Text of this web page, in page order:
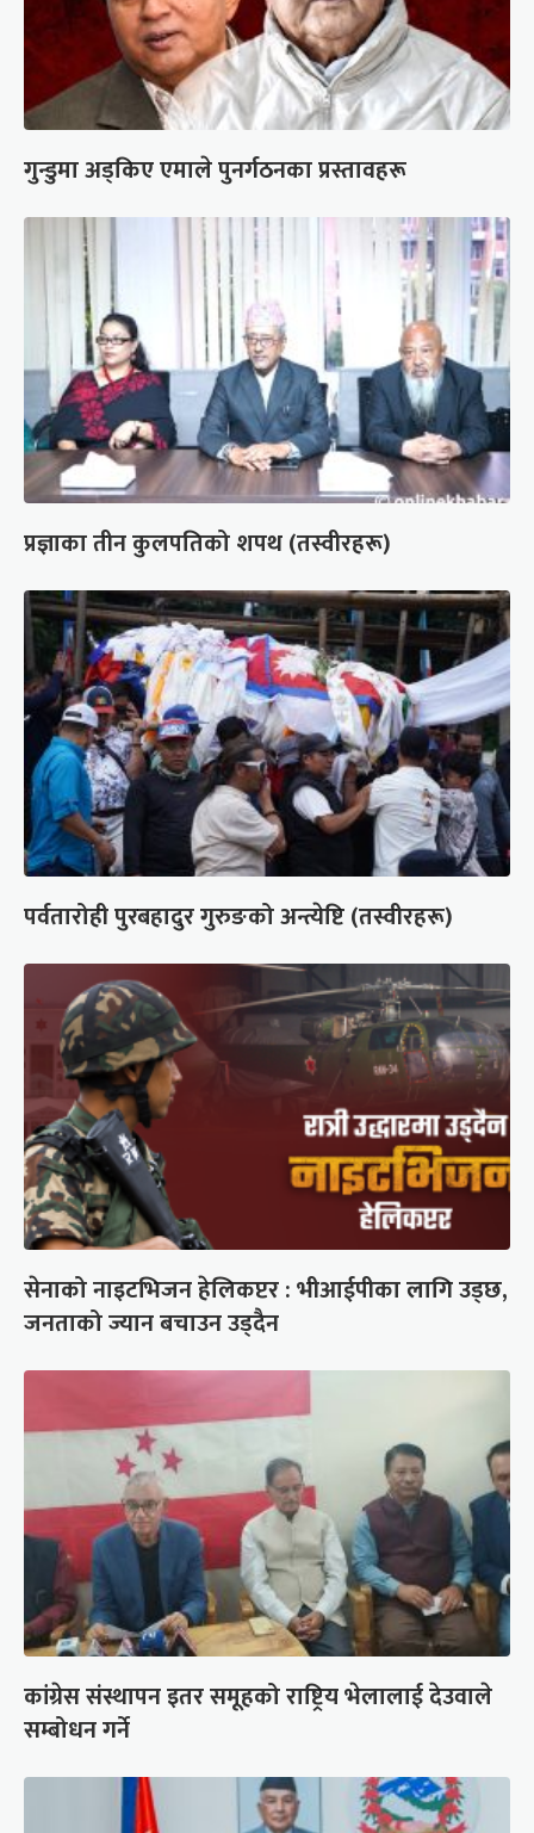
गुन्डुमा अड्किए एमाले पुनर्गठनका प्रस्तावहरू
प्रज्ञाका तीन कुलपतिको शपथ (तस्वीरहरू)
पर्वतारोही पुरबहादुर गुरुङको अन्त्येष्टि (तस्वीरहरू)
सेनाको नाइटभिजन हेलिकप्टर : भीआईपीका लागि उड्छ,
जनताको ज्यान बचाउन उड्दैन
कांग्रेस संस्थापन इतर समूहको राष्ट्रिय भेलालाई देउवाले
सम्बोधन गर्ने